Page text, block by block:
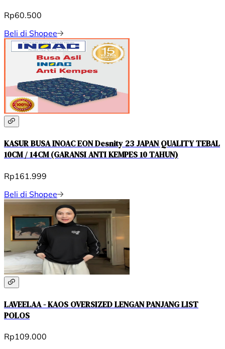
Rp60.500
Beli di Shopee
KASUR BUSA INOAC EON Desnity 23 JAPAN QUALITY TEBAL
10CM / 14CM (GARANSI ANTI KEMPES 10 TAHUN)
Rp161.999
Beli di Shopee
LAVEELAA - KAOS OVERSIZED LENGAN PANJANG LIST
POLOS
Rp109.000